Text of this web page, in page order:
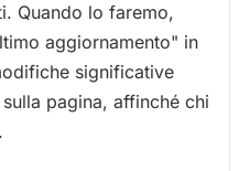
Quando lo faremo,
aggiornamento" in
significative
pagina, affinché chi